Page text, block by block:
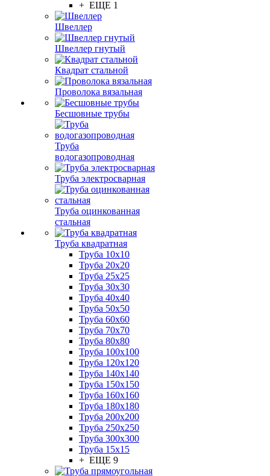
+ ЕЩЕ 1
Швеллер
Швеллер гнутый
Квадрат стальной
Проволока вязальная
Бесшовные трубы
Труба
водогазопроводная
Труба электросварная
Труба оцинкованная
стальная
Труба квадратная
Труба 10x10
Труба 20x20
Труба 25x25
Труба 30x30
Труба 40x40
Труба 50x50
Труба 60x60
Труба 70x70
Труба 80x80
Труба 100x100
Труба 120x120
Труба 140x140
Труба 150x150
Труба 160x160
Труба 180x180
Труба 200x200
Труба 250x250
Труба 300x300
Труба 15x15
+ ЕЩЕ 9